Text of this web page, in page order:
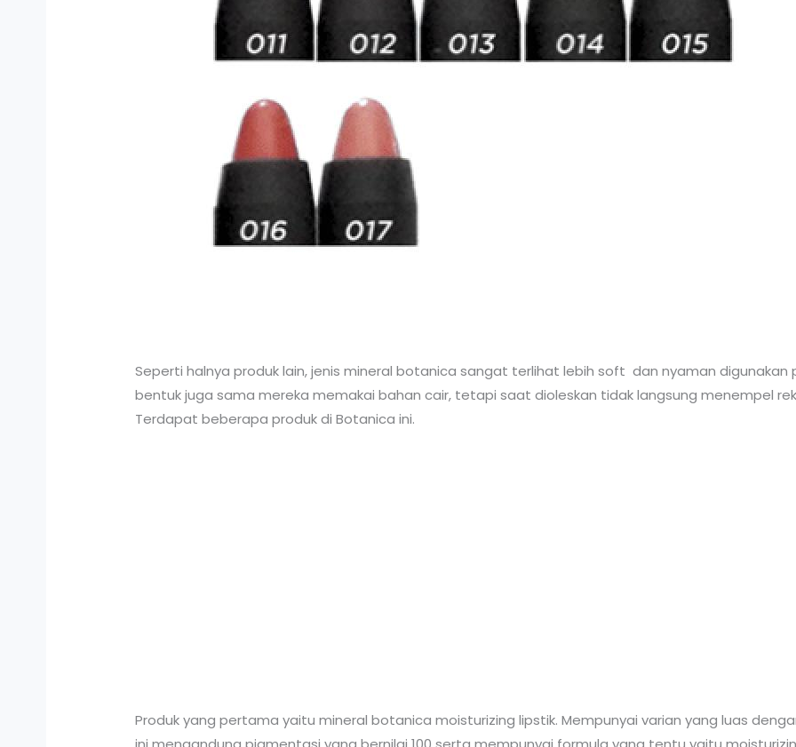
Seperti halnya produk lain, jenis mineral botanica sangat terlihat lebih soft dan nyaman digunakan
bentuk juga sama mereka memakai bahan cair, tetapi saat dioleskan tidak langsung menempel
Terdapat beberapa produk di Botanica ini.
Produk yang pertama yaitu mineral botanica moisturizing lipstik. Mempunyai varian yang luas